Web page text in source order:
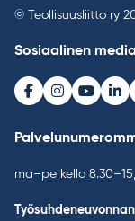
© Teollisuusliitto ry
Sosiaalinen media
Facebook
Instagram
ma–pe kello